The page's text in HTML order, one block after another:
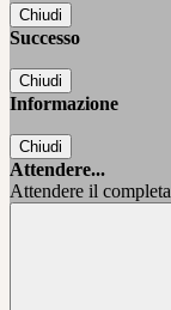
Chiudi
Successo
Chiudi
Informazione
Chiudi
Attendere...
Attendere il